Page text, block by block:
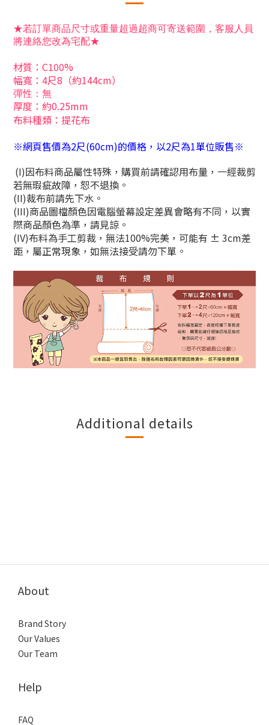
★若訂單商品尺寸或重量超過超商可寄送範圍，客服人員
將連絡您改為宅配★
材質 ：C100%
幅寬：4尺8（約144cm）
彈性：無
厚度：約0.25mm
布料種類：提花布
※網頁售價為2尺(60cm)的價格，以2尺為1單位販售※
(I)因布料商品屬性特殊，購買前請確認用布量，一經裁剪
若無瑕疵故障，恕不退換。
(II)裁布前請先下水。
(III)商品圖檔顏色因電腦螢幕設定差異會略有不同，以實
際商品顏色為準，請見諒。
(IV)布料為手工剪裁，無法100%完美，可能有 ± 3cm差
距，屬正常現象，如無法接受請勿下單。
Additional details
About
Brand Story
Our Values
Our Team
Help
FAQ